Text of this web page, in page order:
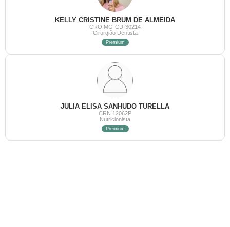
KELLY CRISTINE BRUM DE ALMEIDA
CRO MG-CD-30214
Cirurgião Dentista
Premium
JULIA ELISA SANHUDO TURELLA
CRN 12062P
Nutricionista
Premium